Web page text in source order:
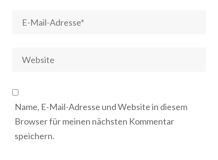
Name, E-Mail-Adresse und Website in diesem
Browser für meinen nächsten Kommentar
speichern.